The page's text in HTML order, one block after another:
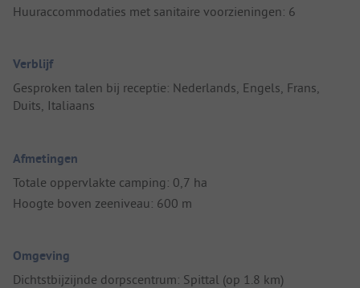
Huuraccommodaties met sanitaire voorzieningen: 6
Verblijf
Gesproken talen bij receptie: Nederlands, Engels, Frans,
Duits, Italiaans
Afmetingen
Totale oppervlakte camping: 0,7 ha
Hoogte boven zeeniveau: 600 m
Omgeving
Dichtstbijzijnde dorpscentrum: Spittal (op 1.8 km)